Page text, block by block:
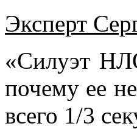
Эксперт
«Силуэт
почему ее
всего 1/3